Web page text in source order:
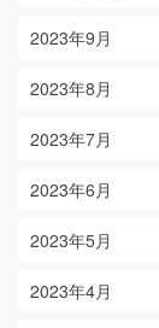
2023年9月
2023年8月
2023年7月
2023年6月
2023年5月
2023年4月